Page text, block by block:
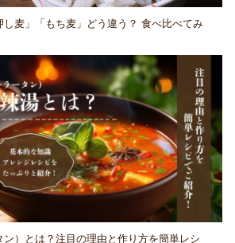
し麦」「もち麦」どう違う？ 食べ比べてみ
ン）とは？注目の理由と作り方を簡単レシ